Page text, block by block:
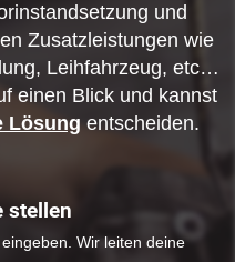
und
Zusatzleistungen wie
Leihfahrzeug, etc…
einen Blick und kannst
Lösung entscheiden.
stellen
Wir leiten deine